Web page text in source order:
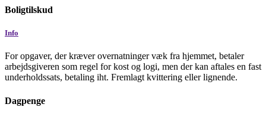
Boligtilskud
Info
For opgaver, der kræver overnatninger væk fra hjemmet, betaler
arbejdsgiveren som regel for kost og logi, men der kan aftales en fast
underholdssats, betaling iht. Fremlagt kvittering eller lignende.
Dagpenge